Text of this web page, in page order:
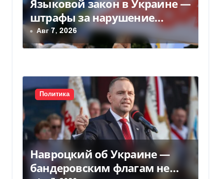
а
п
с
я
м
Языковой закон в Украине —
штрафы за нарушение
вырастут до 170 тысяч
Авг 7, 2026
Политика
Навроцкий об Украине —
бандеровским флагам не